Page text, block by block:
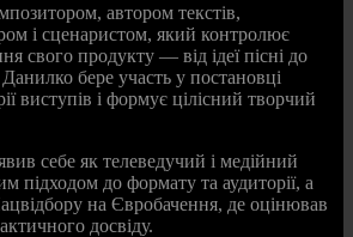
автором текстів,
і сценаристом, який контролює
свого продукту — від ідеї пісні до
бере участь у постановці
виступів і формує цілісний творчий
себе як телеведучий і медійний
підходом до формату та аудиторії, а
на Євробачення, де оцінював
досвіду.